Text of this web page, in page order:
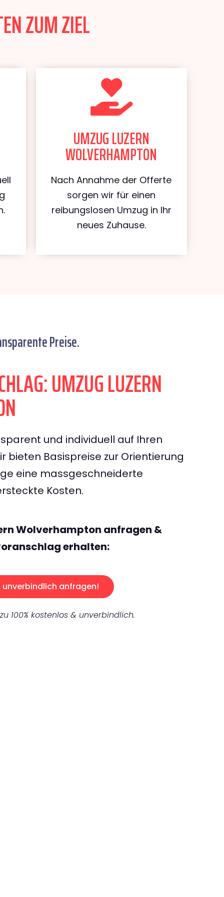
ZUM ZIEL
UMZUG LUZERN
WOLVERHAMPTON
Nach Annahme der Offerte
sorgen wir für einen
reibungslosen Umzug in Ihr
neues Zuhause.
Preise.
UMZUG LUZERN
und individuell auf Ihren
bieten Basispreise zur Orientierung
eine massgeschneiderte
Kosten.
Wolverhampton anfragen &
erhalten:
unverbindlich anfragen!
100% kostenlos & unverbindlich.